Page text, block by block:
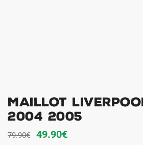
Maillot
2004 2005
79.90€
Le
49.90€Le